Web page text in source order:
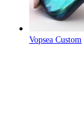
Vopsea Custom